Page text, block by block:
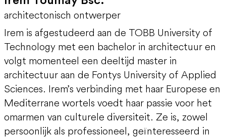
architectonisch ontwerper
Irem is afgestudeerd aan de TOBB University of
Technology met een bachelor in architectuur en
volgt momenteel een deeltijd master in
architectuur aan de Fontys University of Applied
Sciences. Irem’s verbinding met haar Europese en
Mediterrane wortels voedt haar passie voor het
omarmen van culturele diversiteit. Ze is, zowel
persoonlijk als professioneel, geïnteresseerd in